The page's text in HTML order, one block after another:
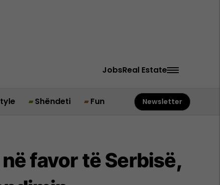
JobsReal Estate
Shëndeti Fun Newsletter
favor të Serbisë,